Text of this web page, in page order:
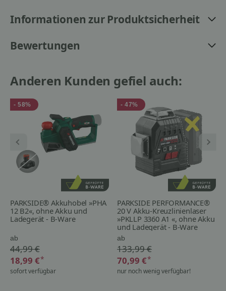
Informationen zur Produktsicherheit
Bewertungen
Anderen Kunden gefiel auch:
- 58%
PARKSIDE® Akkuhobel »PHA
12 B2«, ohne Akku und
Ladegerät - B-Ware
ab
44,99 €
18,99 €*
sofort verfügbar
- 47%
PARKSIDE PERFORMANCE®
20 V Akku-Kreuzlinienlaser
»PKLLP 3360 A1 «, ohne Akku
und Ladegerät - B-Ware
ab
133,99 €
70,99 €*
nur noch wenig verfügbar!